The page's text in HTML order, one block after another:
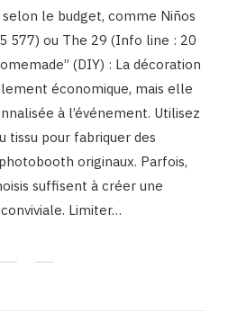
le budget, comme Niños
577) ou The 29 (Info line : 20
(DIY) : La décoration
économique, mais elle
à l’événement. Utilisez
tissu pour fabriquer des
originaux. Parfois,
suffisent à créer une
Limiter…